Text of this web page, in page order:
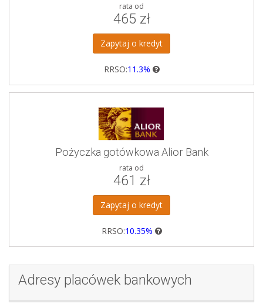
rata od
465 zł
Zapytaj o kredyt
RRSO:11.3%
Pożyczka gotówkowa Alior Bank
rata od
461 zł
Zapytaj o kredyt
RRSO:10.35%
Adresy placówek bankowych